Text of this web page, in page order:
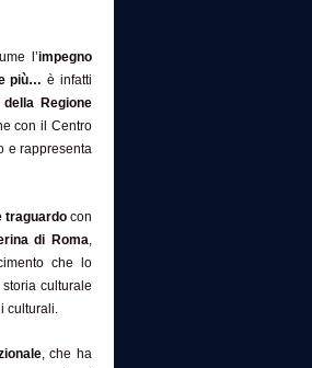
l’impegno
più… è infatti
Regione
con il Centro
e rappresenta
traguardocon
di Roma,
che lo
culturale
culturali.
, che ha